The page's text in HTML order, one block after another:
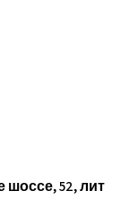
шоссе, 52, лит